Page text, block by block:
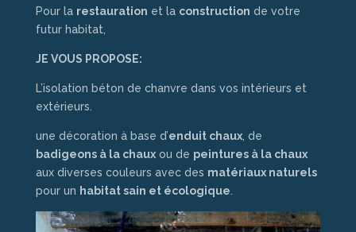
Pour la restauration et la construction de votre
futur habitat,
JE VOUS PROPOSE:
L’isolation béton de chanvre dans vos intérieurs et
extérieurs.
une décoration à base d’enduit chaux, de
badigeons à la chauxou de peintures à la chaux
aux diverses couleurs avec des matériaux naturels
pour un habitat sain et écologique